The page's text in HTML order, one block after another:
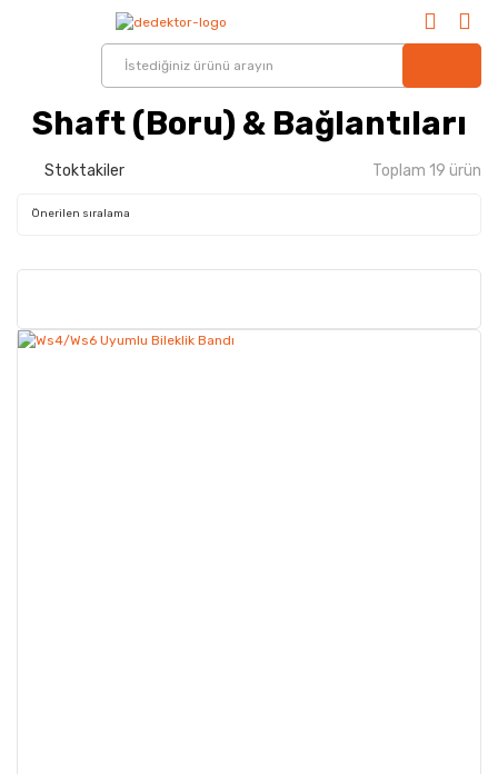
Shaft (Boru) & Bağlantıları
Stoktakiler Toplam 19 ürün